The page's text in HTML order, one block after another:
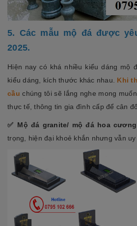
5. Các mẫu mộ đá được
2025.
Hiện nay có khá nhiều kiểu dáng mộ
kiểu dáng, kích thước khác nhau. Khi
cầu chúng tôi sẽ lắng nghe mong
thực tế, thông tin gia đình cấp để cân
✅ Mộ đá granite/ mộ đá hoa
trọng, hiện đại khoẻ khắn nhưng vẫn uy